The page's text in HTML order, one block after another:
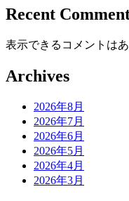
Recent
表示できるコメントはあ
Archives
2026年8月
2026年7月
2026年6月
2026年5月
2026年4月
2026年3月